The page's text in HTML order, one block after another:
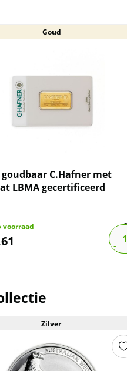
Dit
Goud
goudbaar C.Hafner met
LBMA gecertificeerd
voorraad
Zilver